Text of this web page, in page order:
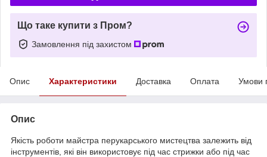
Що таке купити з Пром?
Замовлення під захистом
Опис Характеристики Доставка Оплата Умови
Опис
Якість роботи майстра перукарського мистецтва залежить від
інструментів, які він використовує під час стрижки або під час